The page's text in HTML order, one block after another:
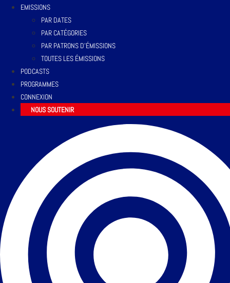
EMISSIONS
PAR DATES
PAR CATÉGORIES
PAR PATRONS D’ÉMISSIONS
TOUTES LES ÉMISSIONS
PODCASTS
PROGRAMMES
CONNEXION
NOUS SOUTENIR